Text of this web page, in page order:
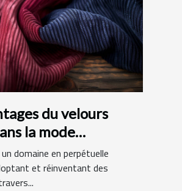
du velours
la mode
domaine en perpétuelle
et réinventant des